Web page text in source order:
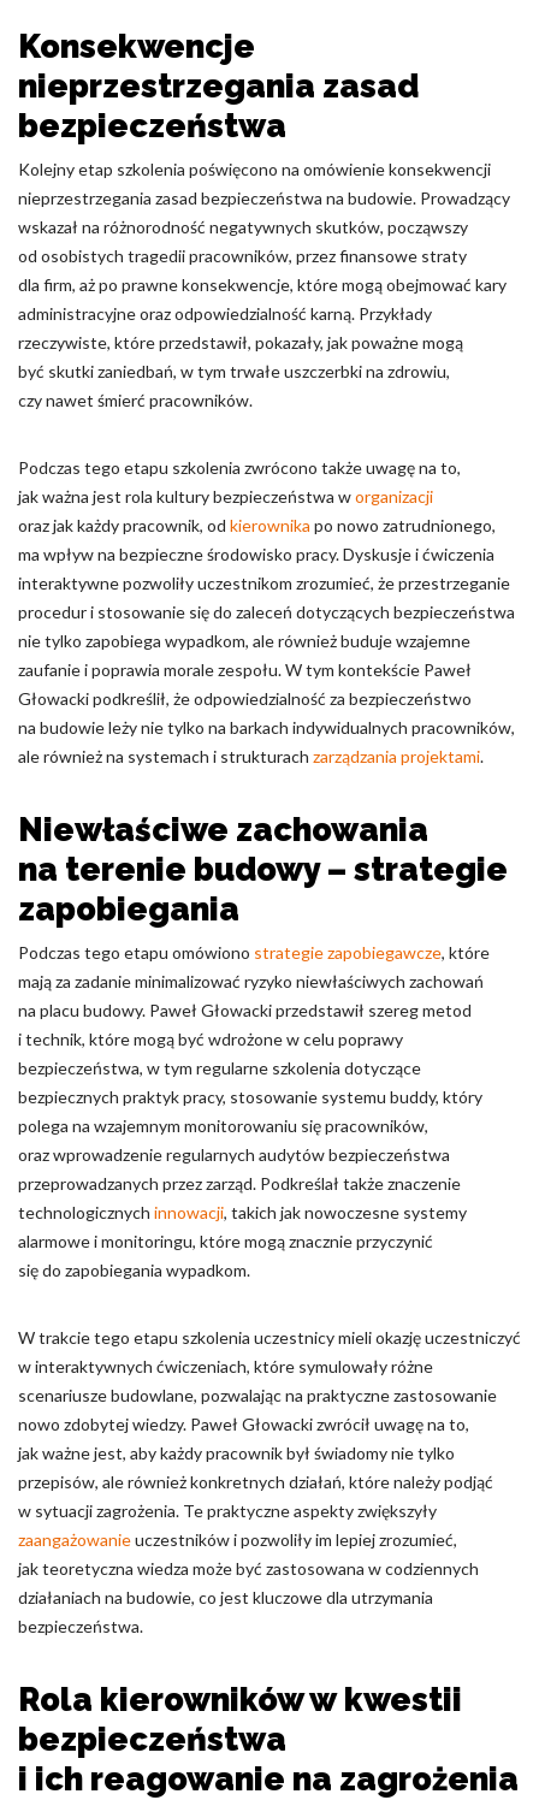
Konsekwencje
nieprzestrzegania zasad
bezpieczeństwa
Kolejny etap szkolenia poświęcono na omówienie konsekwencji
nieprzestrzegania zasad bezpieczeństwa na budowie. Prowadzący
wskazał na różnorodność negatywnych skutków, począwszy
od osobistych tragedii pracowników, przez finansowe straty
dla firm, aż po prawne konsekwencje, które mogą obejmować kary
administracyjne oraz odpowiedzialność karną. Przykłady
rzeczywiste, które przedstawił, pokazały, jak poważne mogą
być skutki zaniedbań, w tym trwałe uszczerbki na zdrowiu,
czy nawet śmierć pracowników.
Podczas tego etapu szkolenia zwrócono także uwagę na to,
jak ważna jest rola kultury bezpieczeństwa worganizacji
oraz jak każdy pracownik, od kierownika po nowo zatrudnionego,
ma wpływ na bezpieczne środowisko pracy. Dyskusje i ćwiczenia
interaktywne pozwoliły uczestnikom zrozumieć, że przestrzeganie
procedur i stosowanie się do zaleceń dotyczących bezpieczeństwa
nie tylko zapobiega wypadkom, ale również buduje wzajemne
zaufanie i poprawia morale zespołu. W tym kontekście Paweł
Głowacki podkreślił, że odpowiedzialność za bezpieczeństwo
na budowie leży nie tylko na barkach indywidualnych pracowników,
ale również na systemach i strukturach zarządzania projektami.
Niewłaściwe zachowania
na terenie budowy – strategie
zapobiegania
Podczas tego etapu omówiono strategie zapobiegawcze, które
mają za zadanie minimalizować ryzyko niewłaściwych zachowań
na placu budowy. Paweł Głowacki przedstawił szereg metod
i technik, które mogą być wdrożone w celu poprawy
bezpieczeństwa, w tym regularne szkolenia dotyczące
bezpiecznych praktyk pracy, stosowanie systemu buddy, który
polega na wzajemnym monitorowaniu się pracowników,
oraz wprowadzenie regularnych audytów bezpieczeństwa
przeprowadzanych przez zarząd. Podkreślał także znaczenie
technologicznych innowacji, takich jak nowoczesne systemy
alarmowe i monitoringu, które mogą znacznie przyczynić
się do zapobiegania wypadkom.
W trakcie tego etapu szkolenia uczestnicy mieli okazję uczestniczyć
w interaktywnych ćwiczeniach, które symulowały różne
scenariusze budowlane, pozwalając na praktyczne zastosowanie
nowo zdobytej wiedzy. Paweł Głowacki zwrócił uwagę na to,
jak ważne jest, aby każdy pracownik był świadomy nie tylko
przepisów, ale również konkretnych działań, które należy podjąć
w sytuacji zagrożenia. Te praktyczne aspekty zwiększyły
zaangażowanieuczestników i pozwoliły im lepiej zrozumieć,
jak teoretyczna wiedza może być zastosowana w codziennych
działaniach na budowie, co jest kluczowe dla utrzymania
bezpieczeństwa.
Rola kierowników w kwestii
bezpieczeństwa
i ich reagowanie na zagrożenia